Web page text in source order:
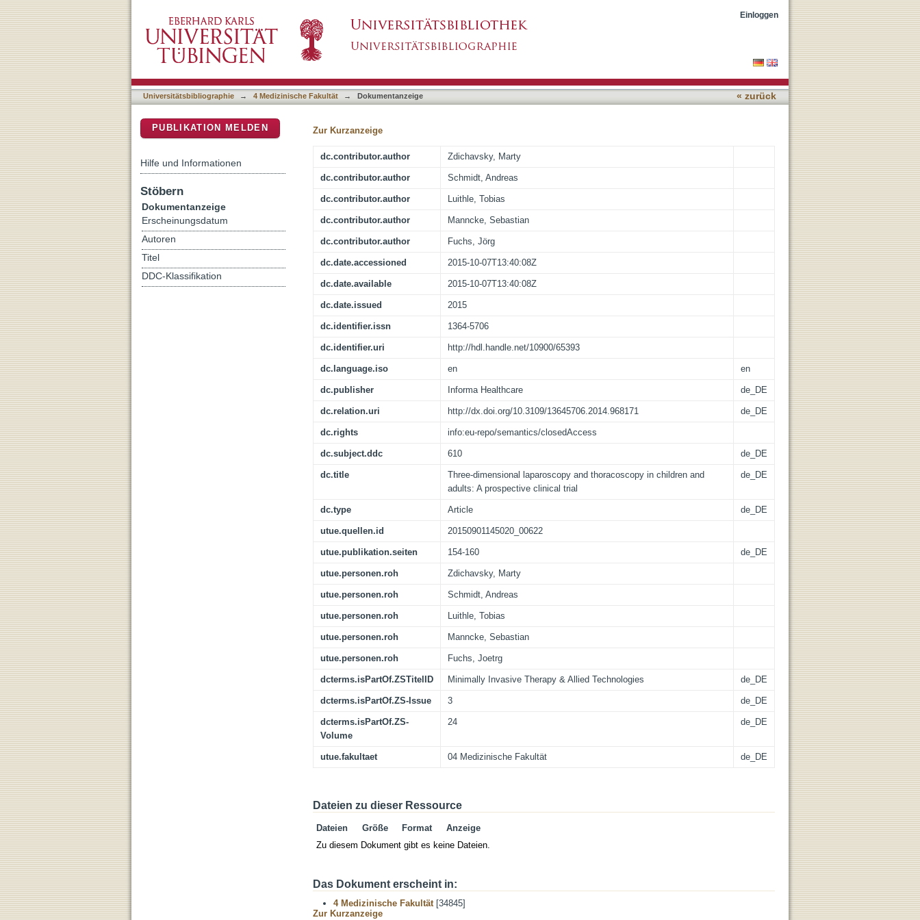
Three-dimensional laparoscopy and thoracoscopy in children and adults: A prospective clinical trial
Einloggen
Universitätsbibliographie → 4 Medizinische Fakultät → Dokumentanzeige « zurück
Zur Kurzanzeige
dc.contributor.author Zdichavsky, Marty
dc.contributor.author Schmidt, Andreas
dc.contributor.author Luithle, Tobias
dc.contributor.author Manncke, Sebastian
dc.contributor.author Fuchs, Jörg
dc.date.accessioned 2015-10-07T13:40:08Z
dc.date.available 2015-10-07T13:40:08Z
dc.date.issued 2015
dc.identifier.issn 1364-5706
dc.identifier.uri http://hdl.handle.net/10900/65393
dc.language.iso en en
dc.publisher Informa Healthcare de_DE
dc.relation.uri http://dx.doi.org/10.3109/13645706.2014.968171 de_DE
dc.rights info:eu-repo/semantics/closedAccess
dc.subject.ddc 610 de_DE
dc.title
Three-dimensional laparoscopy and thoracoscopy in children and
adults: A prospective clinical trial
de_DE
dc.type Article de_DE
utue.quellen.id 20150901145020_00622
utue.publikation.seiten 154-160 de_DE
utue.personen.roh Zdichavsky, Marty
utue.personen.roh Schmidt, Andreas
utue.personen.roh Luithle, Tobias
utue.personen.roh Manncke, Sebastian
utue.personen.roh Fuchs, Joetrg
dcterms.isPartOf.ZSTitelID Minimally Invasive Therapy & Allied Technologies de_DE
dcterms.isPartOf.ZS-Issue 3 de_DE
dcterms.isPartOf.ZS-
Volume
24 de_DE
utue.fakultaet 04 Medizinische Fakultät de_DE
Dateien zu dieser Ressource
Dateien Größe Format
Anzeige
Zu diesem Dokument gibt es keine Dateien.
Das Dokument erscheint in:
4 Medizinische Fakultät[34845]
Zur Kurzanzeige
PUBLIKATION MELDEN
Hilfe und Informationen
Stöbern
Dokumentanzeige
Erscheinungsdatum
Autoren
Titel
DDC-Klassifikation